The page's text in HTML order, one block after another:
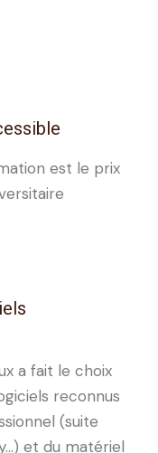
est le prix
a fait le choix
reconnus
(suite
et du matériel